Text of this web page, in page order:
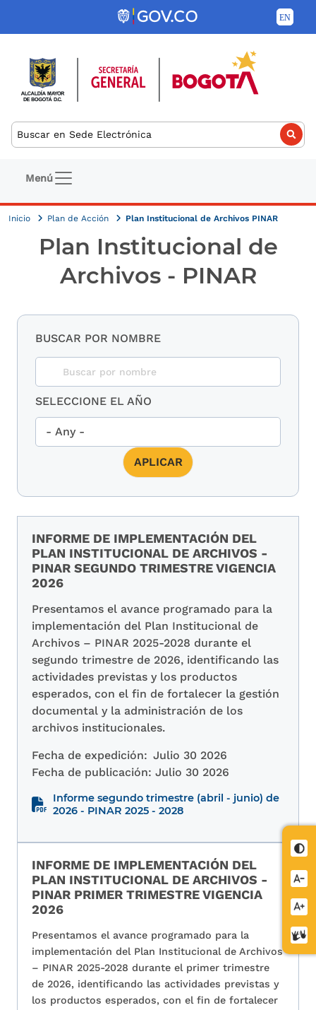
Pasar al contenido principal
de
Buscar
Navegación principal
Menú
Inicio Plan de Acción Plan Institucional de Archivos PINAR
Plan Institucional de
Archivos - PINAR
BUSCAR POR NOMBRE
SELECCIONE EL AÑO
INFORME DE IMPLEMENTACIÓN DEL
PLAN INSTITUCIONAL DE ARCHIVOS -
PINAR SEGUNDO TRIMESTRE VIGENCIA
2026
Presentamos el avance programado para la
implementación del Plan Institucional de
Archivos – PINAR 2025-2028 durante el
segundo trimestre de 2026, identificando las
actividades previstas y los productos
esperados, con el fin de fortalecer la gestión
documental y la administración de los
archivos institucionales.
Fecha de expedición: Julio 30 2026
Fecha de publicación: Julio 30 2026
Informe segundo trimestre (abril - junio) de
2026 - PINAR 2025 - 2028
INFORME DE IMPLEMENTACIÓN DEL
PLAN INSTITUCIONAL DE ARCHIVOS -
PINAR PRIMER TRIMESTRE VIGENCIA
2026
Presentamos el avance programado para la
implementación del Plan Institucional de Archivos
– PINAR 2025-2028 durante el primer trimestre
de 2026, identificando las actividades previstas y
los productos esperados, con el fin de fortalecer